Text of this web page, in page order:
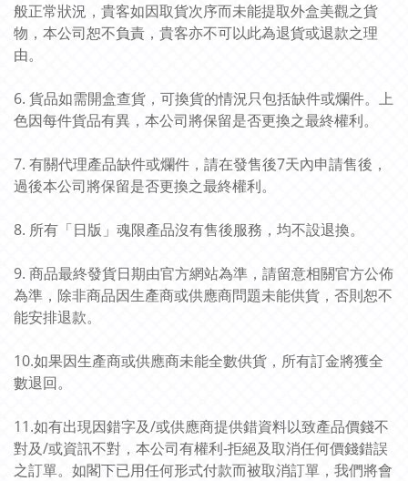
般正常狀況，貴客如因取貨次序而未能提取外盒美觀之貨
物，本公司恕不負責，貴客亦不可以此為退貨或退款之理
由。
6. 貨品如需開盒查貨，可換貨的情況只包括缺件或爛件。上
色因每件貨品有異，本公司將保留是否更換之最終權利。
7. 有關代理產品缺件或爛件，請在發售後7天內申請售後，
過後本公司將保留是否更換之最終權利。
8. 所有「日版」魂限產品沒有售後服務，均不設退換。
9. 商品最終發貨日期由官方網站為準，請留意相關官方公佈
為準，除非商品因生產商或供應商問題未能供貨，否則恕不
能安排退款。
10.如果因生產商或供應商未能全數供貨，所有訂金將獲全
數退回。
11.如有出現因錯字及/或供應商提供錯資料以致產品價錢不
對及/或資訊不對，本公司有權利-拒絕及取消任何價錢錯誤
之訂單。如閣下已用任何形式付款而被取消訂單，我們將會